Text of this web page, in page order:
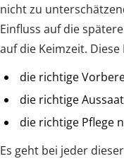
nicht zu
Einfluss auf die
auf die Keimzeit.
die richtige
die richtige Aussaat
die richtige Pflege
Es geht bei jeder